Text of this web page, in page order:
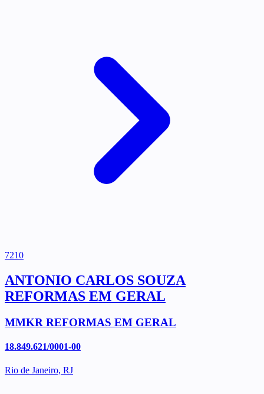
7210
ANTONIO CARLOS SOUZA
REFORMAS EM GERAL
MMKR REFORMAS EM GERAL
18.849.621/0001-00
Rio de Janeiro, RJ